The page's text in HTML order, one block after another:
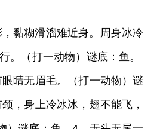
黏糊滑溜难近身。周身冰冷
。（打一动物）谜底：鱼。
睛无眉毛。（打一动物）谜
，身上冷冰冰，翅不能飞，